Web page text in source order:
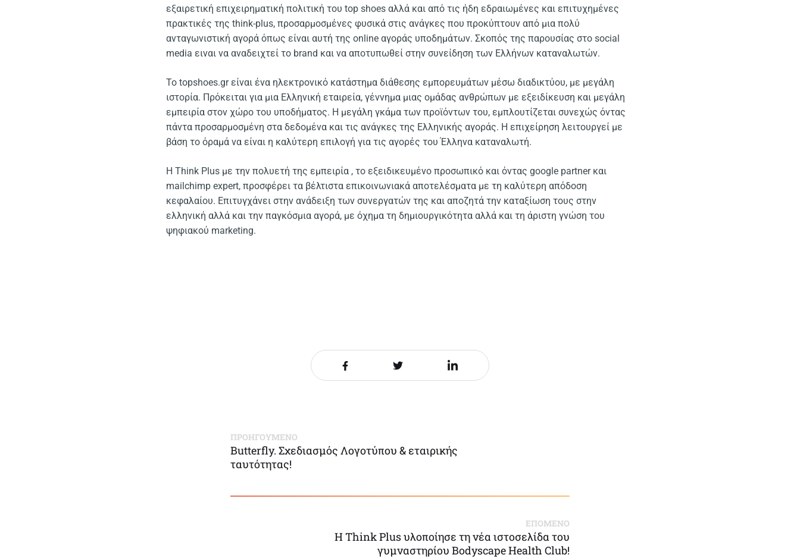
εξαιρετική επιχειρηματική πολιτική του top shoes αλλά και από τις ήδη εδραιωμένες και επιτυχημένες
πρακτικές της think-plus, προσαρμοσμένες φυσικά στις ανάγκες που προκύπτουν από μια πολύ
ανταγωνιστική αγορά όπως είναι αυτή της online αγοράς υποδημάτων. Σκοπός της παρουσίας στο social
media ειναι να αναδειχτεί το brand και να αποτυπωθεί στην συνείδηση των Ελλήνων καταναλωτών.
Το topshoes.gr είναι ένα ηλεκτρονικό κατάστημα διάθεσης εμπορευμάτων μέσω διαδικτύου, με μεγάλη
ιστορία. Πρόκειται για μια Ελληνική εταιρεία, γέννημα μιας ομάδας ανθρώπων με εξειδίκευση και μεγάλη
εμπειρία στον χώρο του υποδήματος. Η μεγάλη γκάμα των προϊόντων του, εμπλουτίζεται συνεχώς όντας
πάντα προσαρμοσμένη στα δεδομένα και τις ανάγκες της Ελληνικής αγοράς. H επιχείρηση λειτουργεί με
βάση το όραμά να είναι η καλύτερη επιλογή για τις αγορές του Έλληνα καταναλωτή.
H Think Plus με την πολυετή της εμπειρία , το εξειδικευμένο προσωπικό και όντας google partner και
mailchimp expert, προσφέρει τα βέλτιστα επικοινωνιακά αποτελέσματα με τη καλύτερη απόδοση
κεφαλαίου. Επιτυγχάνει στην ανάδειξη των συνεργατών της και αποζητά την καταξίωση τους στην
ελληνική αλλά και την παγκόσμια αγορά, με όχημα τη δημιουργικότητα αλλά και τη άριστη γνώση του
ψηφιακού marketing.
Share it on FacebookShare it on TwitterShare it on LinkedIn
ΠΡΟΗΓΟΥΜΕΝΟ
Butterfly. Σχεδιασμός Λογοτύπου & εταιρικής
ταυτότητας!
ΕΠΟΜΕΝΟ
H Think Plus υλοποίησε τη νέα ιστοσελίδα του
γυμναστηρίου Bodyscape Health Club!